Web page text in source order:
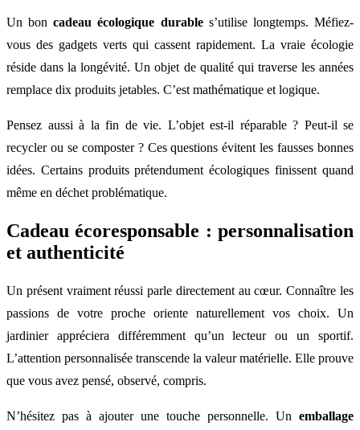
Un boncadeau écologique durables’utilise longtemps. Méfiez-
vous des gadgets verts qui cassent rapidement. La vraie écologie
réside dans la longévité. Un objet de qualité qui traverse les années
remplace dix produits jetables. C’est mathématique et logique.
Pensez aussi à la fin de vie. L’objet est-il réparable ? Peut-il se
recycler ou se composter ? Ces questions évitent les fausses bonnes
idées. Certains produits prétendument écologiques finissent quand
même en déchet problématique.
Cadeau écoresponsable : personnalisation
et authenticité
Un présent vraiment réussi parle directement au cœur. Connaître les
passions de votre proche oriente naturellement vos choix. Un
jardinier appréciera différemment qu’un lecteur ou un sportif.
L’attention personnalisée transcende la valeur matérielle. Elle prouve
que vous avez pensé, observé, compris.
N’hésitez pas à ajouter une touche personnelle. Un emballage